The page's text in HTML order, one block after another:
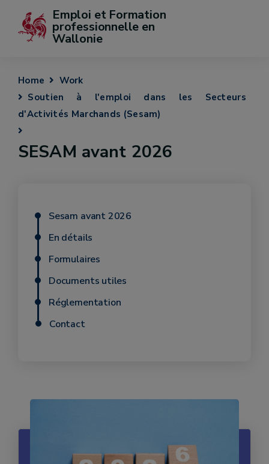
Emploi et Formation
professionnelle en
Wallonie
Home
Work
Soutien à l'emploi dans les Secteurs
d'Activités Marchands (Sesam)
SESAM avant 2026
Sesam avant 2026
En détails
Formulaires
Documents utiles
Réglementation
Contact